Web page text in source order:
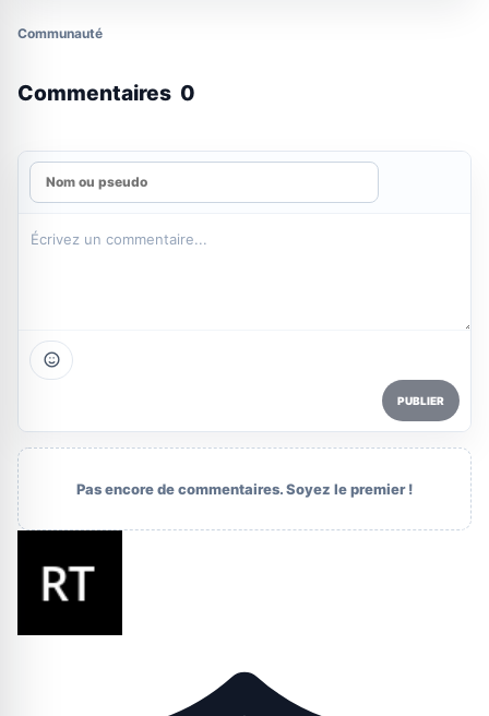
Communauté
Commentaires 0
PUBLIER
Pas encore de commentaires. Soyez le premier !